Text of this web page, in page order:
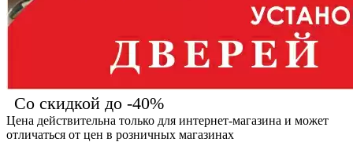
Со скидкой до -40%
Цена действительна только для интернет-магазина и может
отличаться от цен в розничных магазинах